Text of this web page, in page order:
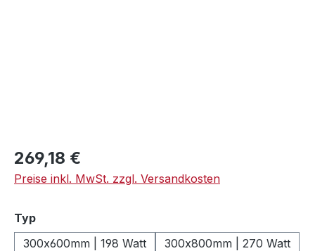
Regulärer Preis:
269,18 €
Preise inkl. MwSt. zzgl. Versandkosten
Typauswählen
300x600mm | 198 Watt
300x800mm | 270 Watt